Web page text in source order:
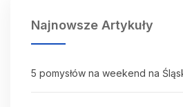
Najnowsze Artykuły
5 pomysłów na weekend na